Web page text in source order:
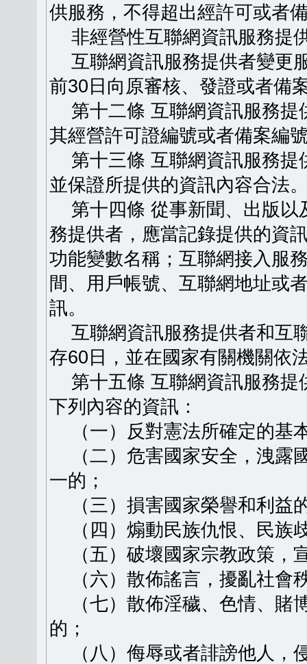
供服務，不得超出經許可或者
非經營性互聯網資訊服務提
互聯網資訊服務提供者變更
前30日向原審核、發證或者備
第十二條 互聯網資訊服務提
其經營許可證編號或者備案編
第十三條 互聯網資訊服務提
並保證所提供的資訊內容合法
第十四條 從事新聞、出版以
務提供者，應當記錄提供的資
功能變數名稱；互聯網接入服
間、用戶帳號、互聯網地址或
訊。
互聯網資訊服務提供者和互
存60日，並在國家有關機關依
第十五條 互聯網資訊服務提
下列內容的資訊：
（一）反對憲法所確定的基
（二）危害國家安全，洩露
一的；
（三）損害國家榮譽和利益
（四）煽動民族仇恨、民族
（五）破壞國家宗教政策，
（六）散佈謠言，擾亂社會
（七）散佈淫穢、色情、賭
的；
（八）侮辱或者誹謗他人，